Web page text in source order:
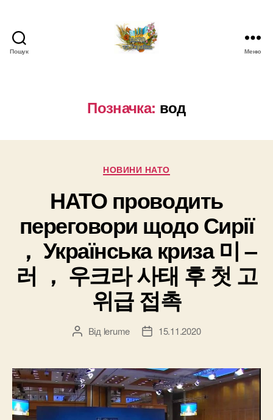
Пошук
Новини
про
в
Меню
Позначка: вод
Категорії
НОВИНИ НАТО
НАТО проводить
переговори щодо Сирії
， Українська криза 미 –
러 ， 우크라 사태 후 첫 고
위급 접촉
Автор
Від lerume
Дата15.11.2020